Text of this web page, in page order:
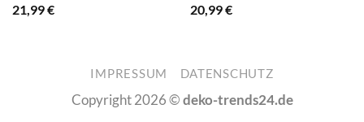
21,99€
20,99€
IMPRESSUM DATENSCHUTZ
Copyright 2026 ©deko-trends24.de